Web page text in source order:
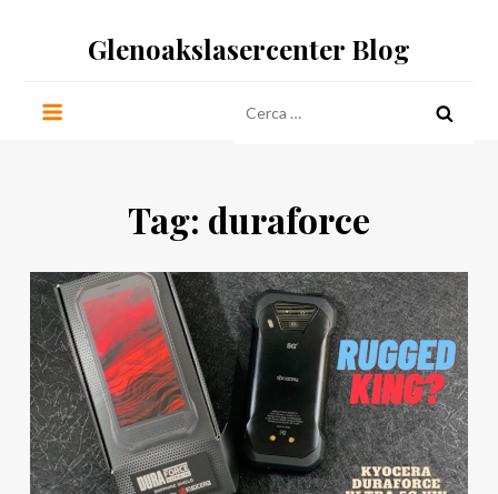
Glenoakslasercenter Blog
per:
Tag: duraforce